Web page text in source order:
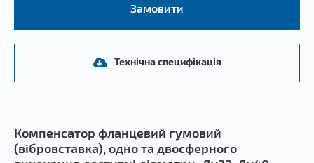
Замовити
Технічна специфікація
Компенсатор фланцевий гумовий
(вібровставка), одно та двосферного